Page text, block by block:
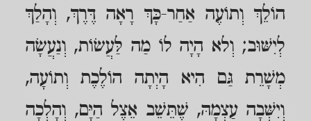
הוֹלֵךְ וְתוֹעֶה אַחַר-כָּךְ רָאָה דֶּרֶךְ, וְהָלַךְ
לְיִשּׁוּב; וְלא הָיָה לוֹ מַה לַּעֲשׂוֹת, וְנַעֲשָׂה
מְשָׁרֵת גַּם הִיא הָיְתָה הוֹלֶכֶת וְתוֹעָה,
וְיִשְּׁבָה עַצְמָהּ, שֶׁתֵּשֵׁב אֵצֶל הַיָּם, וְהָלְכָה